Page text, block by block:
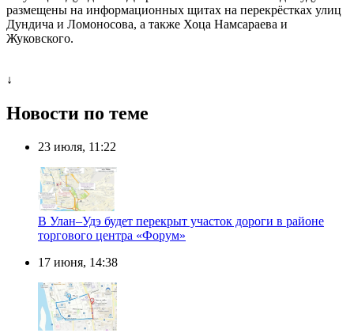
размещены на информационных щитах на перекрёстках улиц
Дундича и Ломоносова, а также Хоца Намсараева и
Жуковского.
↓
Новости по теме
23 июля, 11:22
В Улан–Удэ будет перекрыт участок дороги в районе
торгового центра «Форум»
17 июня, 14:38